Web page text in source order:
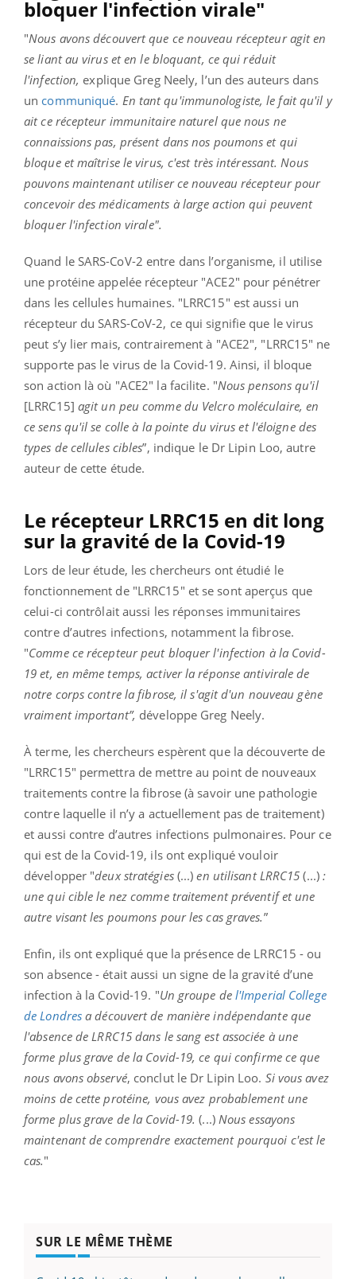
bloquer l'infection virale"
"Nous avons découvert que ce nouveau récepteur agit en
se liant au virus et en le bloquant, ce qui réduit
l'infection, explique Greg Neely, l’un des auteurs dans
un communiqué. En tant qu'immunologiste, le fait qu'il y
ait ce récepteur immunitaire naturel que nous ne
connaissions pas, présent dans nos poumons et qui
bloque et maîtrise le virus, c'est très intéressant. Nous
pouvons maintenant utiliser ce nouveau récepteur pour
concevoir des médicaments à large action qui peuvent
bloquer l'infection virale".
Quand le SARS-CoV-2 entre dans l’organisme, il utilise
une protéine appelée récepteur "ACE2" pour pénétrer
dans les cellules humaines. "LRRC15" est aussi un
récepteur du SARS-CoV-2, ce qui signifie que le virus
peut s’y lier mais, contrairement à "ACE2", "LRRC15" ne
supporte pas le virus de la Covid-19. Ainsi, il bloque
son action là où "ACE2" la facilite. "Nous pensons qu'il
[LRRC15] agit un peu comme du Velcro moléculaire, en
ce sens qu'il se colle à la pointe du virus et l'éloigne des
types de cellules cibles”, indique le Dr Lipin Loo, autre
auteur de cette étude.
Le récepteur LRRC15 en dit long
sur la gravité de la Covid-19
Lors de leur étude, les chercheurs ont étudié le
fonctionnement de "LRRC15" et se sont aperçus que
celui-ci contrôlait aussi les réponses immunitaires
contre d’autres infections, notamment la fibrose.
"Comme ce récepteur peut bloquer l'infection à la Covid-
19 et, en même temps, activer la réponse antivirale de
notre corps contre la fibrose, il s'agit d'un nouveau gène
vraiment important”, développe Greg Neely.
À terme, les chercheurs espèrent que la découverte de
"LRRC15" permettra de mettre au point de nouveaux
traitements contre la fibrose (à savoir une pathologie
contre laquelle il n’y a actuellement pas de traitement)
et aussi contre d’autres infections pulmonaires. Pour ce
qui est de la Covid-19, ils ont expliqué vouloir
développer "deux stratégies(...) en utilisant LRRC15(...):
une qui cible le nez comme traitement préventif et une
autre visant les poumons pour les cas graves.”
Enfin, ils ont expliqué que la présence de LRRC15 - ou
son absence - était aussi un signe de la gravité d’une
infection à la Covid-19. "Un groupe de l'Imperial College
de Londres a découvert de manière indépendante que
l'absence de LRRC15 dans le sang est associée à une
forme plus grave de la Covid-19, ce qui confirme ce que
nous avons observé, conclut le Dr Lipin Loo. Si vous avez
moins de cette protéine, vous avez probablement une
forme plus grave de la Covid-19.(...) Nous essayons
maintenant de comprendre exactement pourquoi c'est le
cas."
SUR LE MÊME THÈME